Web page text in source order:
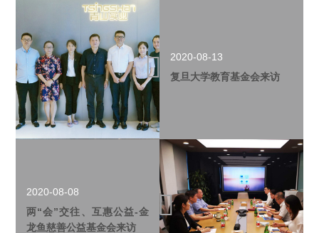
2020-08-13
复旦大学教育基金会来访
2020-08-08
两“会”交往、互惠公益-金
龙鱼慈善公益基金会来访